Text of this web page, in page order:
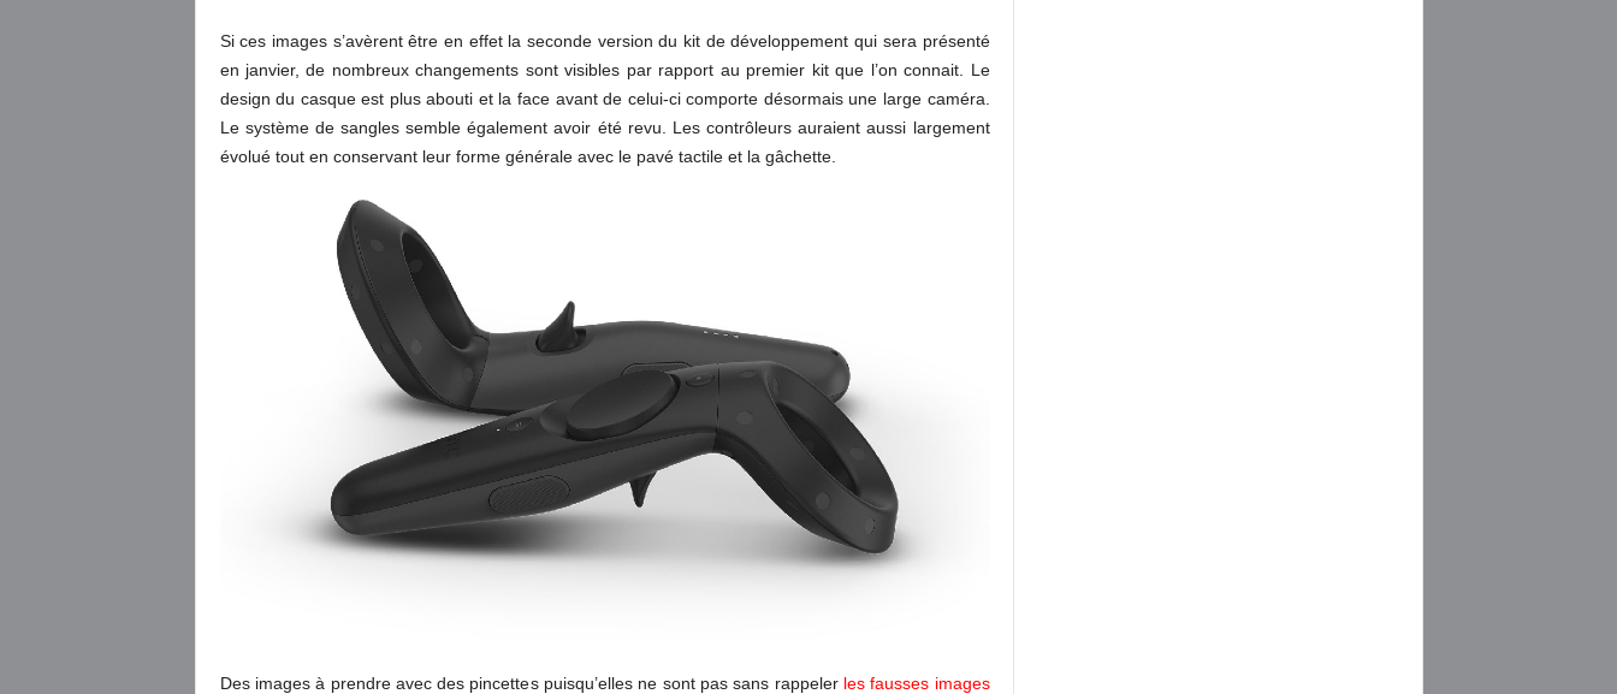
Si ces images s’avèrent être en effet la seconde version du kit de développement qui sera présenté
en janvier, de nombreux changements sont visibles par rapport au premier kit que l’on connait. Le
design du casque est plus abouti et la face avant de celui-ci comporte désormais une large caméra.
Le système de sangles semble également avoir été revu. Les contrôleurs auraient aussi largement
évolué tout en conservant leur forme générale avec le pavé tactile et la gâchette.
Des images à prendre avec des pincettes puisqu’elles ne sont pas sans rappeler les fausses images